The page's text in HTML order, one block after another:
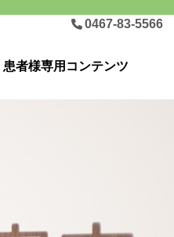
0467-83-5566
患者様専用コンテンツ